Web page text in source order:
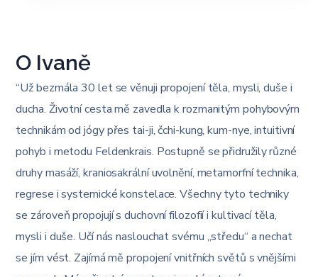
O Ivaně
“Už bezmála 30 let se věnuji propojení těla, mysli, duše i
ducha. Životní cesta mě zavedla k rozmanitým pohybovým
technikám od jógy přes tai-ji, čchi-kung, kum-nye, intuitivní
pohyb i metodu Feldenkrais. Postupně se přidružily různé
druhy masáží, kraniosakrální uvolnění, metamorfní technika,
regrese i systemické konstelace. Všechny tyto techniky
se zároveň propojují s duchovní filozofií i kultivací těla,
mysli i duše. Učí nás naslouchat svému „středu“ a nechat
se jím vést. Zajímá mě propojení vnitřních světů s vnějšími